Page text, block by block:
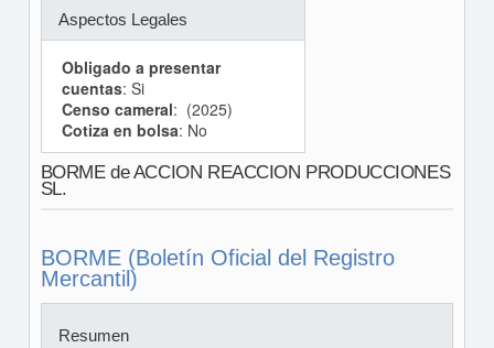
Aspectos Legales
Obligado a presentar
cuentas: Si
Censo cameral: (2025)
Cotiza en bolsa: No
BORME de ACCION REACCION PRODUCCIONES
SL.
BORME (Boletín Oficial del Registro
Mercantil)
Resumen